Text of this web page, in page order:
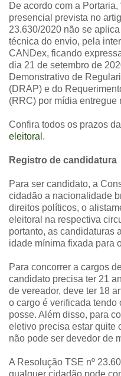
De acordo com a
presencial prevista no
23.630/2020 não se
técnica do envio, pela
CANDex, ficando
dia 21 de setembro de
Demonstrativo de
(DRAP) e do
(RRC) por mídia entregue
Confira todos os prazos
eleitoral .
Registro de candidatura
Para ser candidato, a
cidadão a nacionalidade
direitos políticos, o
eleitoral na respectiva
portanto, as candidaturas
idade mínima fixada para
Para concorrer a cargos
candidato precisa ter 21
de vereador, deve ter 18
o cargo é verificada tendo
posse. Além disso, para
eletivo precisa estar quite
não pode ser devedor de
A Resolução TSE nº